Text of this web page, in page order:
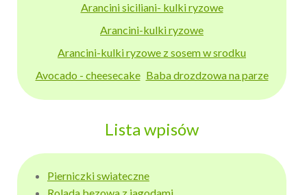
Arancini siciliani- kulki ryzowe
Arancini-kulki ryzowe
Arancini-kulki ryzowe z sosem w srodku
Avocado - cheesecake Baba drozdzowa na parze
Lista wpisów
Pierniczki swiateczne